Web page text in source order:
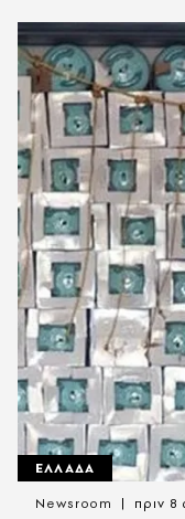
ΕΛΛΑΔΑ
Newsroom πριν